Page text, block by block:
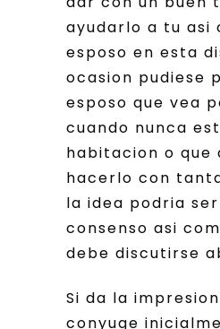
ayudarlo a tu asi­
esposo en esta
ocasion pudiese
esposo que vea
cuando nunca
habitacion o que
hacerlo con
la idea podri­a
consenso asi­
debe discutirse
Si da la
conyuge